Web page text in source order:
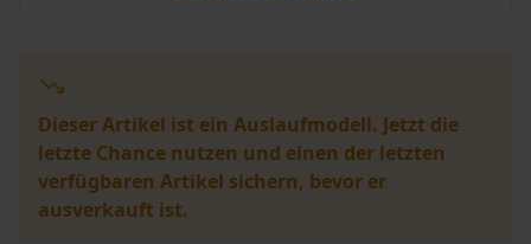
Dieser Artikel ist ein Auslaufmodell. Jetzt die
letzte Chance nutzen und einen der letzten
verfügbaren Artikel sichern, bevor er
ausverkauft ist.